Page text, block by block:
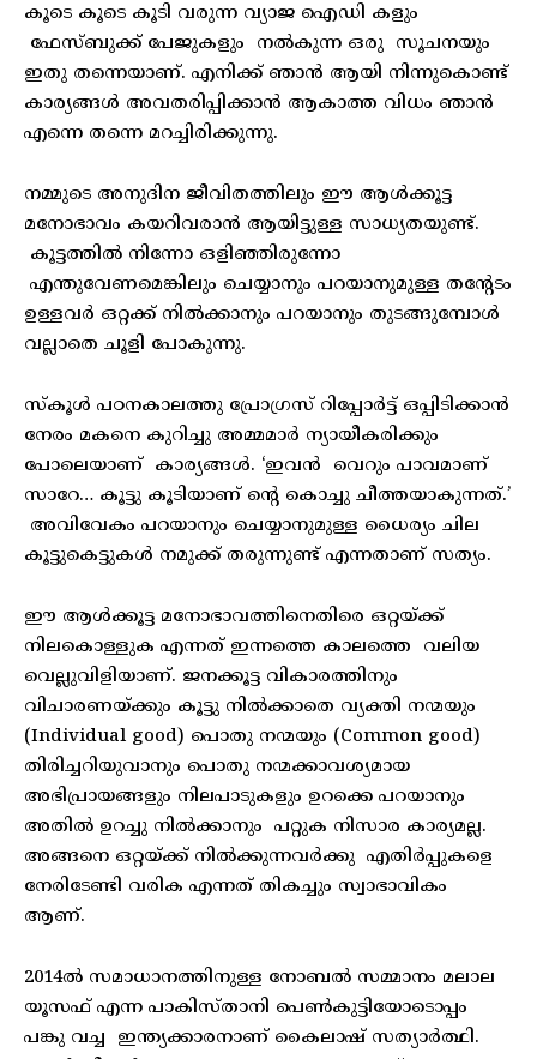
കൂടെ കൂടെ കൂടി വരുന്ന വ്യാജ ഐഡി കളും
ഫേസ്ബുക്ക് പേജുകളും നൽകുന്ന ഒരു സൂചനയും
ഇതു തന്നെയാണ്. എനിക്ക് ഞാൻ ആയി നിന്നുകൊണ്ട്
കാര്യങ്ങൾ അവതരിപ്പിക്കാൻ ആകാത്ത വിധം ഞാൻ
എന്നെ തന്നെ മറച്ചിരിക്കുന്നു.
നമ്മുടെ അനുദിന ജീവിതത്തിലും ഈ ആൾക്കൂട്ട
മനോഭാവം കയറിവരാൻ ആയിട്ടുള്ള സാധ്യതയുണ്ട്.
കൂട്ടത്തിൽ നിന്നോ ഒളിഞ്ഞിരുന്നോ
എന്തുവേണമെങ്കിലും ചെയ്യാനും പറയാനുമുള്ള തന്റേടം
ഉള്ളവർ ഒറ്റക്ക് നിൽക്കാനും പറയാനും തുടങ്ങുമ്പോൾ
വല്ലാതെ ചൂളി പോകുന്നു.
സ്‌കൂൾ പഠനകാലത്തു പ്രോഗ്രസ് റിപ്പോർട്ട് ഒപ്പിടിക്കാൻ
നേരം മകനെ കുറിച്ചു അമ്മമാർ ന്യായീകരിക്കും
പോലെയാണ് കാര്യങ്ങൾ. ‘ഇവൻ വെറും പാവമാണ്
സാറേ… കൂട്ടു കൂടിയാണ് ന്റെ കൊച്ചു ചീത്തയാകുന്നത്.’
അവിവേകം പറയാനും ചെയ്യാനുമുള്ള ധൈര്യം ചില
കൂട്ടുകെട്ടുകൾ നമുക്ക് തരുന്നുണ്ട് എന്നതാണ് സത്യം.
ഈ ആൾക്കൂട്ട മനോഭാവത്തിനെതിരെ ഒറ്റയ്ക്ക്
നിലകൊള്ളുക എന്നത് ഇന്നത്തെ കാലത്തെ വലിയ
വെല്ലുവിളിയാണ്. ജനക്കൂട്ട വികാരത്തിനും
വിചാരണയ്ക്കും കൂട്ടു നിൽക്കാതെ വ്യക്തി നന്മയും
(Individual good) പൊതു നന്മയും (Common good)
തിരിച്ചറിയുവാനും പൊതു നന്മക്കാവശ്യമായ
അഭിപ്രായങ്ങളും നിലപാടുകളും ഉറക്കെ പറയാനും
അതിൽ ഉറച്ചു നിൽക്കാനും പറ്റുക നിസാര കാര്യമല്ല.
അങ്ങനെ ഒറ്റയ്ക്ക് നിൽക്കുന്നവർക്കു എതിർപ്പുകളെ
നേരിടേണ്ടി വരിക എന്നത് തികച്ചും സ്വാഭാവികം
ആണ്.
2014ൽ സമാധാനത്തിനുള്ള നോബൽ സമ്മാനം മലാല
യൂസഫ് എന്ന പാകിസ്താനി പെൺകുട്ടിയോടൊപ്പം
പങ്കു വച്ച ഇന്ത്യക്കാരനാണ് കൈലാഷ് സത്യാർത്ഥി.